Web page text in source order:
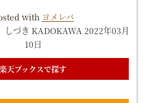
with ヨメレバ
づき KADOKAWA 2022年03月
10日
楽天ブックスで探す